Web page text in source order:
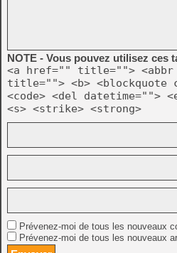
NOTE - Vous pouvez utilisez ces
<a href="" title=""> <abbr
title=""> <b> <blockquote
<code> <del datetime="">
<s> <strike> <strong>
Prévenez-moi de tous les nouveaux
Prévenez-moi de tous les nouveaux